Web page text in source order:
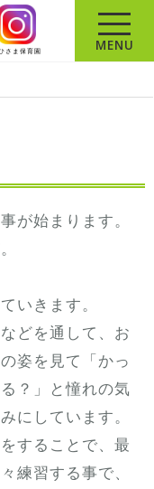
さま保育園
MENU
が始まります。
いきます。
どを通して、お
姿を見て「かっ
？」と憧れの気
にしています。
することで、最
練習する事で、